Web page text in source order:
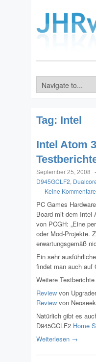
Tag: Intel
Intel Atom
September 25, 2008 -
D945GCLF2,
- Keine Kommentare
PC Games
Board mit dem Intel
von PCGH: „Eine
oder Mod-Projekte.
erwartungsgemäß
Ein sehr
findet man auch auf
Weitere
Review von
Review von
Natürlich gibt es
D945GCLF2 Home
Weiterlesen →